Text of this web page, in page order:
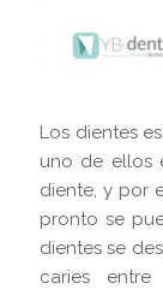
Los dientes
uno de ellos
diente, y por
pronto se
dientes se
caries